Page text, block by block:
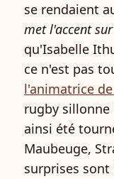
se rendaient
met l'accent
qu'Isabelle
ce n'est pas
l'animatrice de
rugby sillonne
ainsi été
Maubeuge,
surprises sont